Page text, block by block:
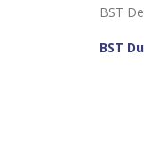
BST
BST